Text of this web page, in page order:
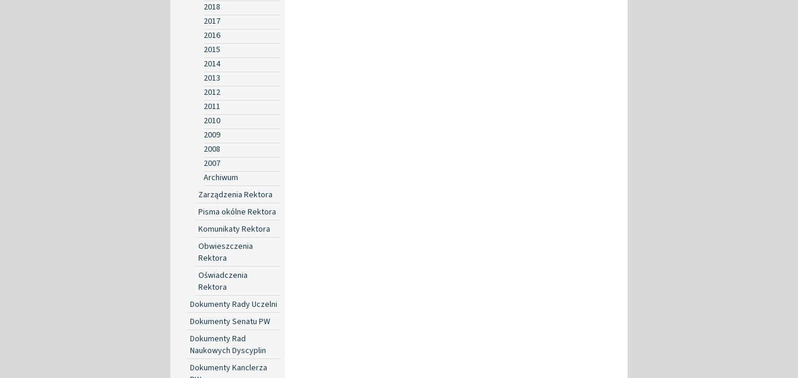
2018
2017
2016
2015
2014
2013
2012
2011
2010
2009
2008
2007
Archiwum
Zarządzenia Rektora
Pisma okólne Rektora
Komunikaty Rektora
Obwieszczenia
Rektora
Oświadczenia
Rektora
Dokumenty Rady Uczelni
Dokumenty Senatu PW
Dokumenty Rad
Naukowych Dyscyplin
Dokumenty Kanclerza